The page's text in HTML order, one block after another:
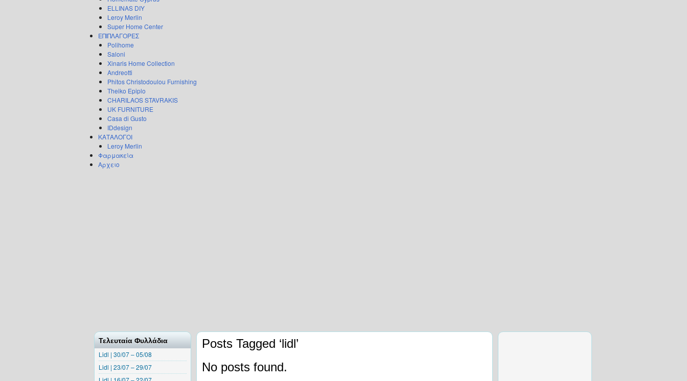
ELLINAS DIY
Leroy Merlin
Super Home Center
ΕΠΙΠΛΑΓΟΡΕΣ
Polihome
Saloni
Xinaris Home Collection
Andreotti
Phitos Christodoulou Furnishing
Theiko Epiplo
CHARILAOS STAVRAKIS
UK FURNITURE
Casa di Gusto
IDdesign
ΚΑΤΑΛΟΓΟΙ
Leroy Merlin
Φαρμακεία
Αρχειο
Τελευταία Φυλλάδια
Lidl | 30/07 – 05/08
Lidl | 23/07 – 29/07
Posts Tagged ‘lidl’
No posts found.